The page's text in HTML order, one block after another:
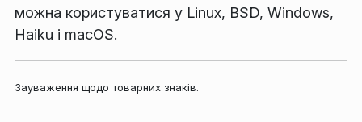
можна користуватися у Linux, BSD, Windows,
Haiku і macOS.
Зауваження щодо товарних знаків.